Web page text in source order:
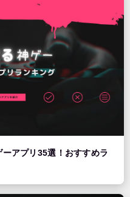
ーアプリ35選！おすすめラ